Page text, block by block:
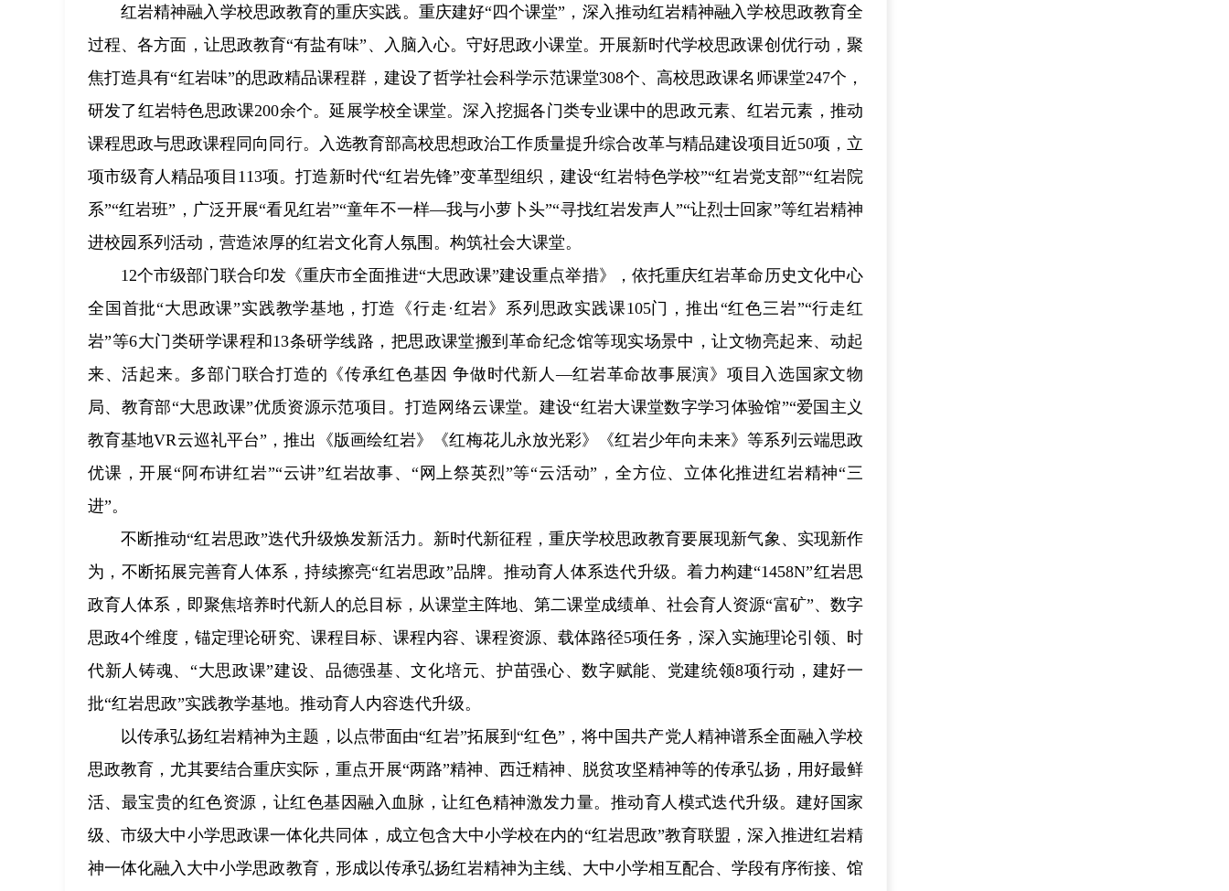
红岩精神融入学校思政教育的重庆实践。重庆建好“四个课堂”，深入推动红岩精神融入学校思政教育全
过程、各方面，让思政教育“有盐有味”、入脑入心。守好思政小课堂。开展新时代学校思政课创优行动，聚
焦打造具有“红岩味”的思政精品课程群，建设了哲学社会科学示范课堂308个、高校思政课名师课堂247个，
研发了红岩特色思政课200余个。延展学校全课堂。深入挖掘各门类专业课中的思政元素、红岩元素，推动
课程思政与思政课程同向同行。入选教育部高校思想政治工作质量提升综合改革与精品建设项目近50项，立
项市级育人精品项目113项。打造新时代“红岩先锋”变革型组织，建设“红岩特色学校”“红岩党支部”“红岩院
系”“红岩班”，广泛开展“看见红岩”“童年不一样—我与小萝卜头”“寻找红岩发声人”“让烈士回家”等红岩精神
进校园系列活动，营造浓厚的红岩文化育人氛围。构筑社会大课堂。
12个市级部门联合印发《重庆市全面推进“大思政课”建设重点举措》，依托重庆红岩革命历史文化中心
全国首批“大思政课”实践教学基地，打造《行走·红岩》系列思政实践课105门，推出“红色三岩”“行走红
岩”等6大门类研学课程和13条研学线路，把思政课堂搬到革命纪念馆等现实场景中，让文物亮起来、动起
来、活起来。多部门联合打造的《传承红色基因 争做时代新人—红岩革命故事展演》项目入选国家文物
局、教育部“大思政课”优质资源示范项目。打造网络云课堂。建设“红岩大课堂数字学习体验馆”“爱国主义
教育基地VR云巡礼平台”，推出《版画绘红岩》《红梅花儿永放光彩》《红岩少年向未来》等系列云端思政
优课，开展“阿布讲红岩”“云讲”红岩故事、“网上祭英烈”等“云活动”，全方位、立体化推进红岩精神“三
进”。
不断推动“红岩思政”迭代升级焕发新活力。新时代新征程，重庆学校思政教育要展现新气象、实现新作
为，不断拓展完善育人体系，持续擦亮“红岩思政”品牌。推动育人体系迭代升级。着力构建“1458N”红岩思
政育人体系，即聚焦培养时代新人的总目标，从课堂主阵地、第二课堂成绩单、社会育人资源“富矿”、数字
思政4个维度，锚定理论研究、课程目标、课程内容、课程资源、载体路径5项任务，深入实施理论引领、时
代新人铸魂、“大思政课”建设、品德强基、文化培元、护苗强心、数字赋能、党建统领8项行动，建好一
批“红岩思政”实践教学基地。推动育人内容迭代升级。
以传承弘扬红岩精神为主题，以点带面由“红岩”拓展到“红色”，将中国共产党人精神谱系全面融入学校
思政教育，尤其要结合重庆实际，重点开展“两路”精神、西迁精神、脱贫攻坚精神等的传承弘扬，用好最鲜
活、最宝贵的红色资源，让红色基因融入血脉，让红色精神激发力量。推动育人模式迭代升级。建好国家
级、市级大中小学思政课一体化共同体，成立包含大中小学校在内的“红岩思政”教育联盟，深入推进红岩精
神一体化融入大中小学思政教育，形成以传承弘扬红岩精神为主线、大中小学相互配合、学段有序衔接、馆